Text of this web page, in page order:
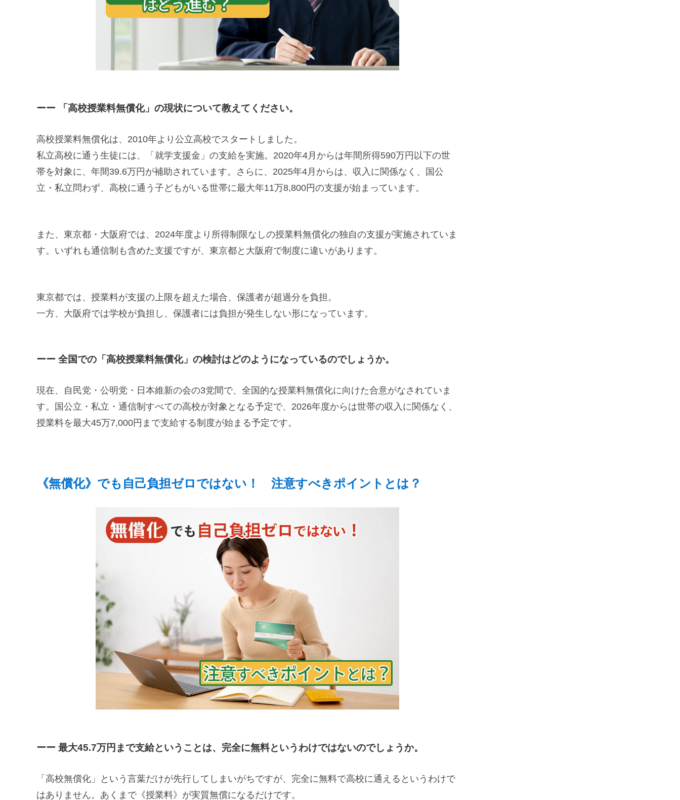
ーー 「高校授業料無償化」の現状について教えてください。
高校授業料無償化は、2010年より公立高校でスタートしました。
私立高校に通う生徒には、「就学支援金」の支給を実施。2020年4月からは年間所得590万円以下の世
帯を対象に、年間39.6万円が補助されています。さらに、2025年4月からは、収入に関係なく、国公
立・私立問わず、高校に通う子どもがいる世帯に最大年11万8,800円の支援が始まっています。
また、東京都・大阪府では、2024年度より所得制限なしの授業料無償化の独自の支援が実施されていま
す。いずれも通信制も含めた支援ですが、東京都と大阪府で制度に違いがあります。
東京都では、授業料が支援の上限を超えた場合、保護者が超過分を負担。
一方、大阪府では学校が負担し、保護者には負担が発生しない形になっています。
ーー 全国での「高校授業料無償化」の検討はどのようになっているのでしょうか。
現在、自民党・公明党・日本維新の会の3党間で、全国的な授業料無償化に向けた合意がなされていま
す。国公立・私立・通信制すべての高校が対象となる予定で、2026年度からは世帯の収入に関係なく、
授業料を最大45万7,000円まで支給する制度が始まる予定です。
《無償化》でも自己負担ゼロではない！ 注意すべきポイントとは？
ーー 最大45.7万円まで支給ということは、完全に無料というわけではないのでしょうか。
「高校無償化」という言葉だけが先行してしまいがちですが、完全に無料で高校に通えるというわけで
はありません。あくまで《授業料》が実質無償になるだけです。